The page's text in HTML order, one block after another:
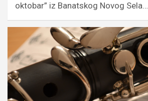
oktobar” iz Banatskog Novog Sela…